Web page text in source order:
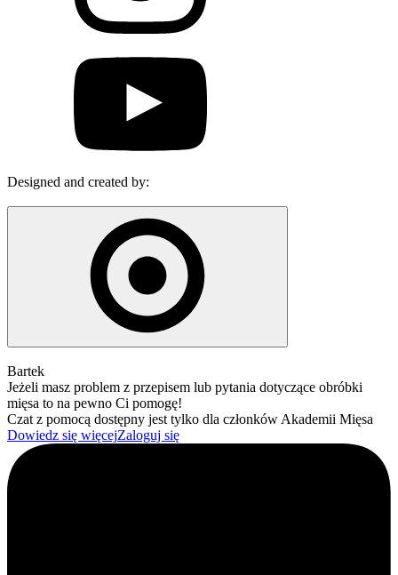
Designed and created by:
Bartek
Jeżeli masz problem z przepisem lub pytania dotyczące obróbki
mięsa to na pewno Ci pomogę!
Czat z pomocą dostępny jest tylko dla członków Akademii Mięsa
Dowiedz się więcejZaloguj się